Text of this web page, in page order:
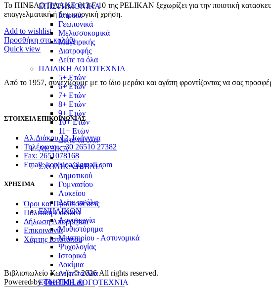
ΕΠΙΣΤΗΜΟΝΙΚΑ
Ιατρικά
Γεωπονικά
Μελισσοκομικά
Μαγειρικής
Διατροφής
Δείτε τα όλα
ΠΑΙΔΙΚΗ ΛΟΓΟΤΕΧΝΙΑ
5+ Ετών
6+ Ετών
7+ Ετών
8+ Ετών
9+ Ετών
10+ Ετών
11+ Ετών
Δείτε τα όλα
ΛΕΞΙΚΑ
ΣΧΟΛΙΚΑ ΒΙΒΛΙΑ
Δημοτικού
Γυμνασίου
Λυκείου
Δείτε τα όλα
ΕΝΗΛΙΚΩΝ
Λογοτεχνία
Μυθιστόρημα
Μυστηρίου - Αστυνομικά
Ψυχολογίας
Ιστορικά
Δοκίμια
Δείτε τα όλα
ΕΦΗΒΙΚΗ ΛΟΓΟΤΕΧΝΙΑ
Το ΠΙΝΕΛΟ ΠΛΑΚΕ 613 F 10 της PELIKAN ξεχωρίζει για την ποιοτική κατασκευή
επαγγελματική ή δημιουργική χρήση.
Add to wishlist
Προσθήκη στο καλάθι
Quick view
Από το 1957, συνεχίζουμε με το ίδιο μεράκι και αγάπη φροντίζοντας να σας
ΣΤΟΙΧΕΙΑ ΕΠΙΚΟΙΝΩΝΙΑΣ
Αλ.Διάκου 12, Ιωάννινα
Τηλέφωνο: +30 26510 27382
Fax: 2651078168
Email: konisioa@gmail.com
ΧΡΗΣΙΜΑ
Όροι και Προϋποθέσεις
Πολιτική Cookies
Δήλωση Απορρήτου
Επικοινωνία
Χάρτης Ιστοτόπου
Βιβλιοπωλείο Κωνής © 2026 All rights reserved.
Powered byThe TM Lab